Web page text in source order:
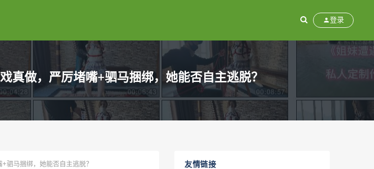
登录
真做，严厉堵嘴+驷马捆绑，她能否自主逃脱？
驷马捆绑，她能否自主逃脱？ 友情链接